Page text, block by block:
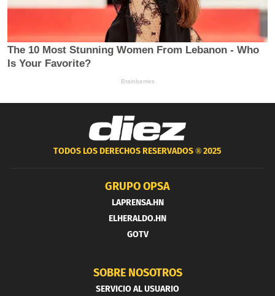
TODOS LOS DERECHOS RESERVADOS ®2025
GRUPO OPSA
LAPRENSA.HN
ELHERALDO.HN
GOTV
SOBRE NOSOTROS
SERVICIO AL USUARIO